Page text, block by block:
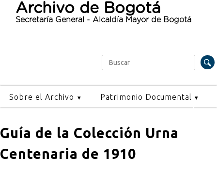
Archivo de Bogotá
Secretaría General - Alcaldía Mayor de Bogotá
Formulario de búsqueda
Buscar
Sobre el Archivo Patrimonio Documental
Guía de la Colección Urna
Centenaria de 1910